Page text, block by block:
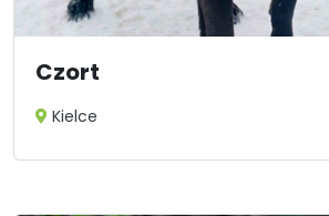
Czort
Kielce